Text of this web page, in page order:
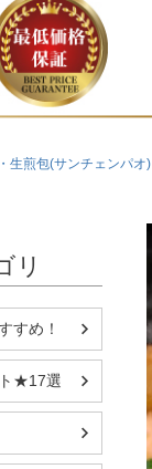
生煎包(サンチェンパオ)
リ
すめ！
★17選